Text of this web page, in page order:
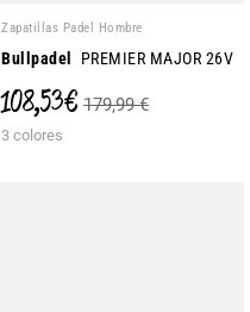
Zapatillas Padel Hombre
Bullpadel PREMIER MAJOR 26V
108,53 € 179,99 €
3 colores